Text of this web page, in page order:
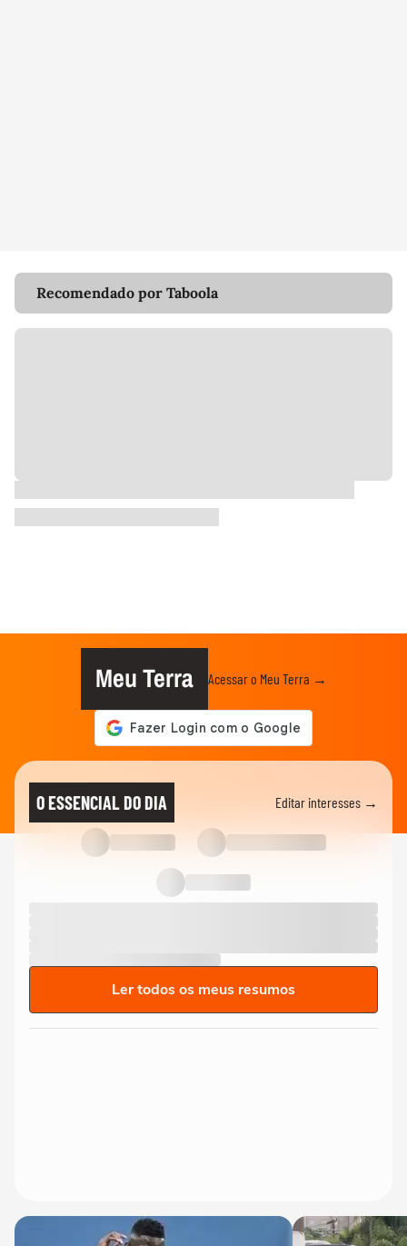
Recomendado por Taboola
Meu Terra Acessar o Meu Terra →
O ESSENCIAL DO DIA Editar interesses →
Ler todos os meus resumos